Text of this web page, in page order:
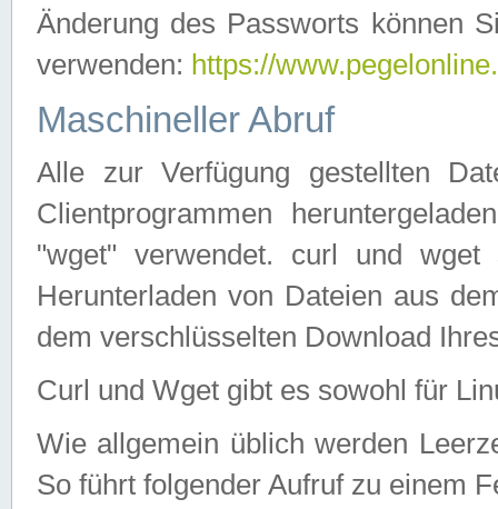
Änderung des Passworts können
verwenden: https://
Maschineller Abruf
Alle zur Verfügung gestellten
Clientprogrammen
"wget" verwendet. curl und wget
Herunterladen von Dateien aus
dem verschlüsselten Download
Curl und Wget gibt es sowohl für
Wie allgemein üblich werden
So führt folgender Aufruf zu einem